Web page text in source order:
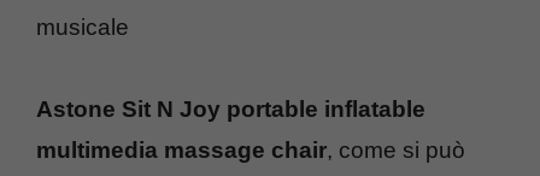
musicale
Astone Sit N Joy portable inflatable
multimedia massage chair, come si può